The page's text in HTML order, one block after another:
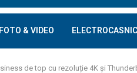
FOTO & VIDEO
de top cu rezoluție 4K și